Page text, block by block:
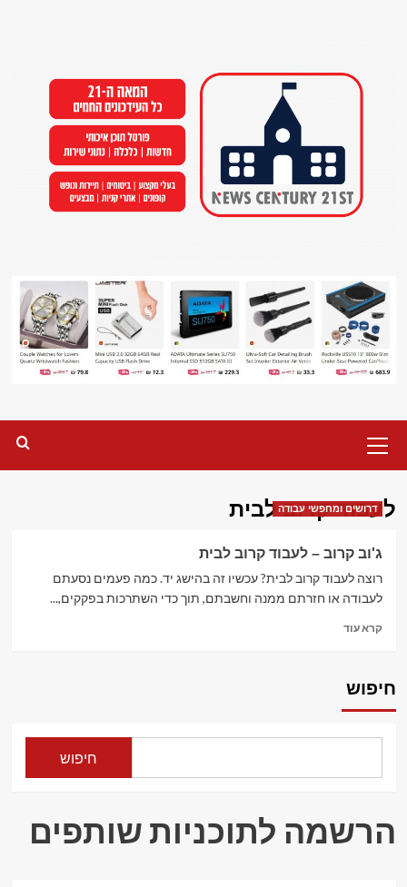
Menu
לעבוד קרוב לבית
דרושים ומחפשי עבודה
ג'וב קרוב – לעבוד קרוב לבית
רוצה לעבוד קרוב לבית? עכשיו זה בהישג יד. כמה פעמים נסעתם
לעבודה או חזרתם ממנה וחשבתם, תוך כדי השתרכות בפקקים,...
קרא עודRead
–
חיפוש
חיפוש
הרשמה לתוכניות שותפים